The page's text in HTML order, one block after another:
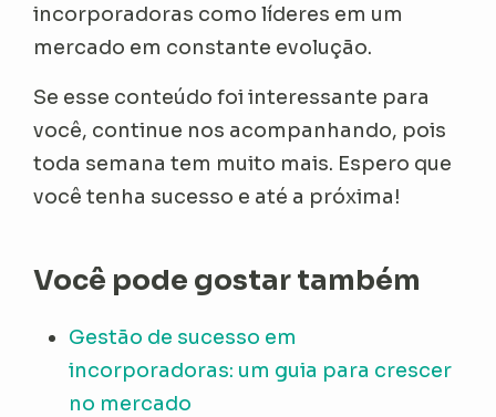
incorporadoras como líderes em um
mercado em constante evolução.
Se esse conteúdo foi interessante para
você, continue nos acompanhando, pois
toda semana tem muito mais. Espero que
você tenha sucesso e até a próxima!
Você pode gostar também
Gestão de sucesso em
incorporadoras: um guia para crescer
no mercado